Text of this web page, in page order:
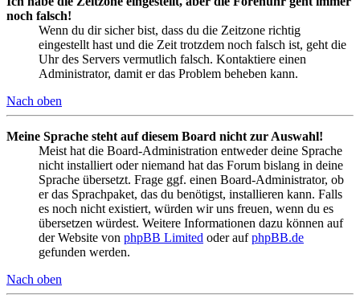
noch falsch!
Wenn du dir sicher bist, dass du die Zeitzone richtig
eingestellt hast und die Zeit trotzdem noch falsch ist, geht die
Uhr des Servers vermutlich falsch. Kontaktiere einen
Administrator, damit er das Problem beheben kann.
Nach oben
Meine Sprache steht auf diesem Board nicht zur Auswahl!
Meist hat die Board-Administration entweder deine Sprache
nicht installiert oder niemand hat das Forum bislang in deine
Sprache übersetzt. Frage ggf. einen Board-Administrator, ob
er das Sprachpaket, das du benötigst, installieren kann. Falls
es noch nicht existiert, würden wir uns freuen, wenn du es
übersetzen würdest. Weitere Informationen dazu können auf
der Website von phpBB Limited oder aufphpBB.de
gefunden werden.
Nach oben